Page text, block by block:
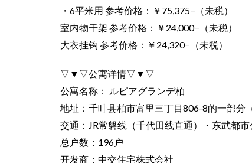
・6平米用 参考价格：￥75,375−（未税）
室内物干架 参考价格：￥24,000−（未税）
大衣挂钩 参考价格：￥24,320−（未税）
▽▼▽公寓详情▽▼▽
公寓名称： ルピアグランデ柏
地址：千叶县柏市富里三丁目806-8的一部分
交通：JR常磐线（千代田线直通）・东武都
总户数：196户
开发商：中交住宅株式会社